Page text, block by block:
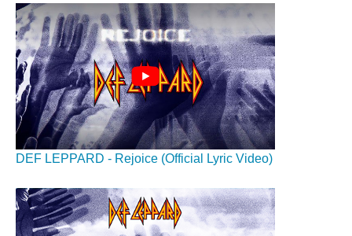
DEF LEPPARD - Rejoice (Official Lyric Video)